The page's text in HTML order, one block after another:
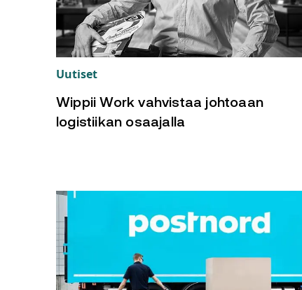
Uutiset
Wippii Work vahvistaa johtoaan
logistiikan osaajalla